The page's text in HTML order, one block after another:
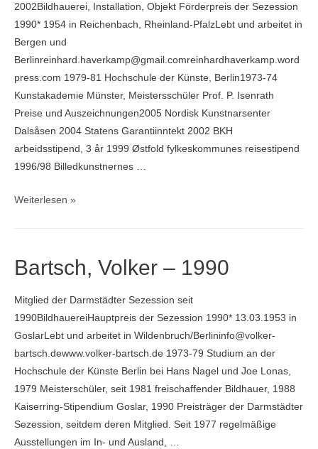
2002Bildhauerei, Installation, Objekt Förderpreis der Sezession
1990* 1954 in Reichenbach, Rheinland-PfalzLebt und arbeitet in
Bergen und
Berlinreinhard.haverkamp@gmail.comreinhardhaverkamp.word
press.com 1979-81 Hochschule der Künste, Berlin1973-74
Kunstakademie Münster, Meistersschüler Prof. P. Isenrath
Preise und Auszeichnungen2005 Nordisk Kunstnarsenter
Dalsåsen 2004 Statens Garantiinntekt 2002 BKH
arbeidsstipend, 3 år 1999 Østfold fylkeskommunes reisestipend
1996/98 Billedkunstnernes …
Haverkamp,
Weiterlesen »
Bartsch, Volker – 1990
Mitglied der Darmstädter Sezession seit
1990BildhauereiHauptpreis der Sezession 1990* 13.03.1953 in
GoslarLebt und arbeitet in Wildenbruch/Berlininfo@volker-
bartsch.dewww.volker-bartsch.de 1973-79 Studium an der
Hochschule der Künste Berlin bei Hans Nagel und Joe Lonas,
1979 Meisterschüler, seit 1981 freischaffender Bildhauer, 1988
Kaiserring-Stipendium Goslar, 1990 Preisträger der Darmstädter
Sezession, seitdem deren Mitglied. Seit 1977 regelmäßige
Ausstellungen im In- und Ausland, …